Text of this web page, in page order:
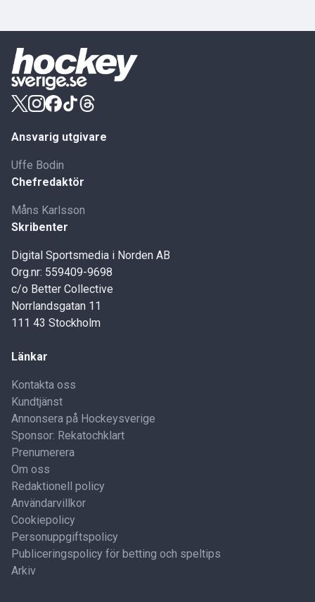
Ansvarig utgivare
Uffe Bodin
Chefredaktör
Måns Karlsson
Skribenter
Digital Sportsmedia i Norden AB
Org.nr: 559409-9698
c/o Better Collective
Norrlandsgatan 11
111 43 Stockholm
Länkar
Kontakta oss
Kundtjänst
Annonsera på Hockeysverige
Sponsor: Rekatochklart
Prenumerera
Om oss
Redaktionell policy
Användarvillkor
Cookiepolicy
Personuppgiftspolicy
Publiceringspolicy för betting och speltips
Arkiv